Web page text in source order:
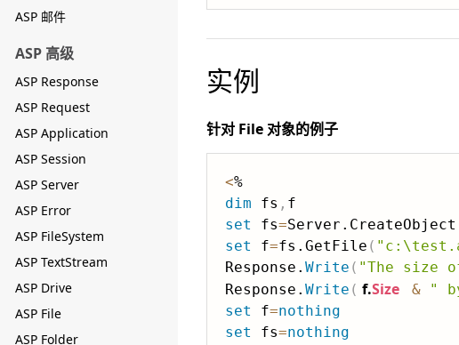
ASP 邮件
ASP 高级
ASP Response
ASP Request
ASP Application
ASP Session
ASP Server
ASP Error
ASP FileSystem
ASP TextStream
ASP Drive
ASP File
ASP Folder
实例
针对 File 对象的例子
<
dim fs ,
set
fs=Server.CreateObject
set
f=fs.GetFile (
Response. Write ( "The size
Response. Write ( f.Size & "
set
f=nothing
set
fs=nothing